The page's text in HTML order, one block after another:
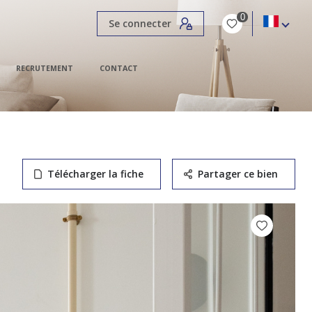
Se connecter 0
RECRUTEMENT CONTACT
Télécharger la fiche Partager ce bien